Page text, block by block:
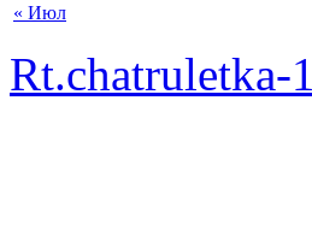
« Июл
Rt.chatruletka-